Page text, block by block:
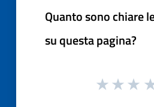
Quanto sono chiare
su questa pagina?